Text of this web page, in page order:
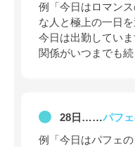
例「今日はロマン
な人と極上の一日
今日は出勤してい
関係がいつまでも
28日……パフ
例「今日はパフェ